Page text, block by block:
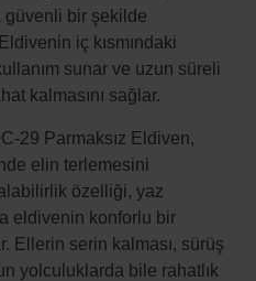
güvenli bir şekilde
iç kısmındaki
sunar ve uzun süreli
kalmasını sağlar.
29 Parmaksız Eldiven,
elin terlemesini
özelliği, yaz
eldivenin konforlu bir
Ellerin serin kalması, sürüş
yolculuklarda bile rahatlık